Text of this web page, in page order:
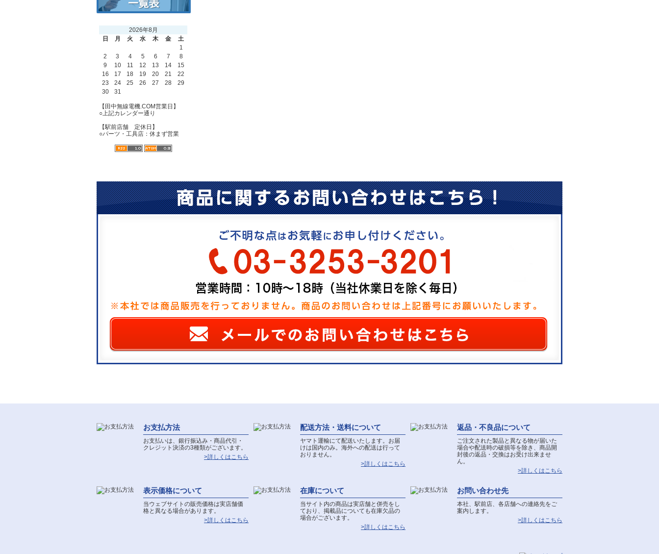
2026年8月
日
月 火 水 木 金
土
1
2
3 4 5 6 7
8
9
10 11 12 13 14
15
16
17 18 19 20 21
22
23
24 25 26 27 28
29
30
31
【田中無線電機.COM営業日】
○上記カレンダー通り
【駅前店舗 定休日】
○パーツ・工具店：休まず営業
お支払方法
お支払いは、銀行振込み・商品代引・
クレジット決済の3種類がございます。
>詳しくはこちら
配送方法・送料について
ヤマト運輸にて配送いたします。お届
けは国内のみ。海外への配送は行って
おりません。
>詳しくはこちら
返品・不良品について
ご注文された製品と異なる物が届いた
場合や配送時の破損等を除き、商品開
封後の返品・交換はお受け出来ませ
ん。
>詳しくはこちら
表示価格について
当ウェブサイトの販売価格は実店舗価
格と異なる場合があります。
>詳しくはこちら
在庫について
当サイト内の商品は実店舗と併売をし
ており、掲載品についても在庫欠品の
場合がございます。
>詳しくはこちら
お問い合わせ先
本社、駅前店、各店舗への連絡先をご
案内します。
>詳しくはこちら